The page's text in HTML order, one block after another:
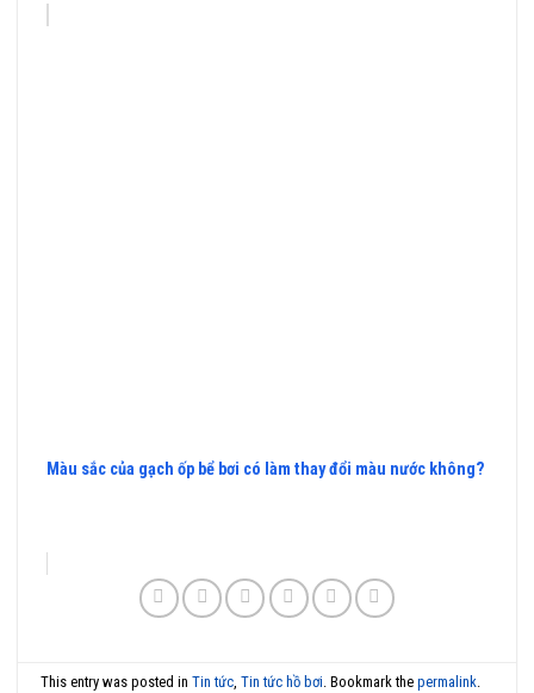
Màu sắc của gạch ốp bể bơi có làm thay đổi màu nước không?
This entry was posted inTin tức,Tin tức hồ bơi. Bookmark thepermalink.